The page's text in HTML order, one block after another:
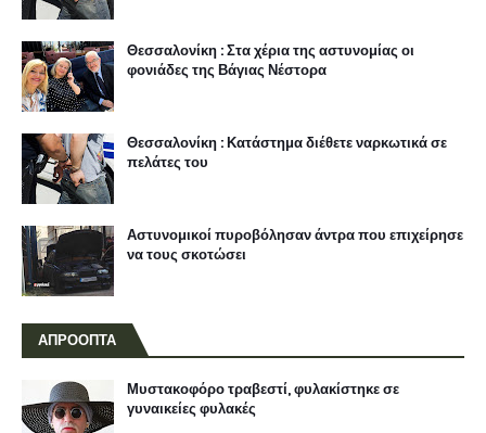
Θεσσαλονίκη : Στα χέρια της αστυνομίας οι
φονιάδες της Βάγιας Νέστορα
Θεσσαλονίκη : Κατάστημα διέθετε ναρκωτικά σε
πελάτες του
Αστυνομικοί πυροβόλησαν άντρα που επιχείρησε
να τους σκοτώσει
ΑΠΡΟΟΠΤΑ
Μυστακοφόρο τραβεστί, φυλακίστηκε σε
γυναικείες φυλακές